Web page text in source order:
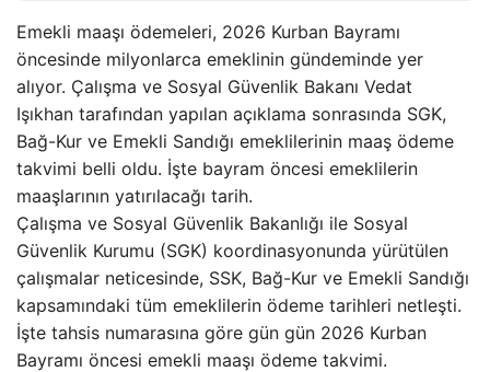
Emekli maaşı ödemeleri, 2026 Kurban Bayramı
öncesinde milyonlarca emeklinin gündeminde yer
alıyor. Çalışma ve Sosyal Güvenlik Bakanı Vedat
Işıkhan tarafından yapılan açıklama sonrasında SGK,
Bağ-Kur ve Emekli Sandığı emeklilerinin maaş ödeme
takvimi belli oldu. İşte bayram öncesi emeklilerin
maaşlarının yatırılacağı tarih.
Çalışma ve Sosyal Güvenlik Bakanlığı ile Sosyal
Güvenlik Kurumu (SGK) koordinasyonunda yürütülen
çalışmalar neticesinde, SSK, Bağ-Kur ve Emekli Sandığı
kapsamındaki tüm emeklilerin ödeme tarihleri netleşti.
İşte tahsis numarasına göre gün gün 2026 Kurban
Bayramı öncesi emekli maaşı ödeme takvimi.